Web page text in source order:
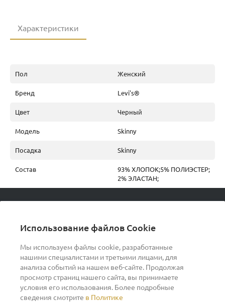
Использование файлов Cookie
Мы используем файлы cookie, разработанные
нашими специалистами и третьими лицами, для
анализа событий на нашем веб-сайте. Продолжая
просмотр страниц нашего сайта, вы принимаете
условия его использования. Более подробные
сведения смотрите в Политике
Характеристики
Пол Женский
Бренд Levi's®
Цвет Черный
Модель Skinny
Посадка Skinny
Состав
93% ХЛОПОК;5% ПОЛИЭСТЕР;
2% ЭЛАСТАН;
О компании
Помощь